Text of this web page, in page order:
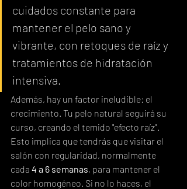
cuidados constante para
mantener el pelo sano y
vibrante, con retoques de raíz y
tratamientos de hidratación
intensiva.
Además, hay un factor ineludible: el
crecimiento. Tu pelo natural seguirá su
curso, creando el temido "efecto raíz".
Esto implica que tendrás que visitar el
salón con regularidad, normalmente
cada 4 a 6 semanas, para mantener el
color homogéneo. Si no lo haces, el